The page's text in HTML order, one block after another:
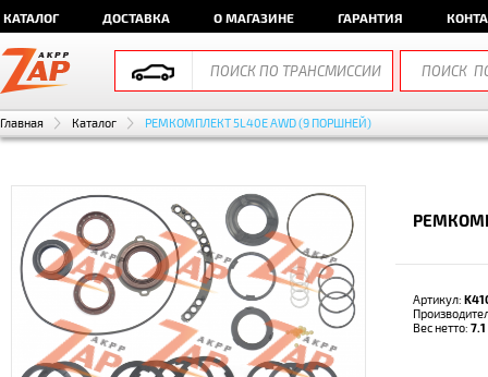
КАТАЛОГ ДОСТАВКА О МАГАЗИНЕ ГАРАНТИЯ
Главная Каталог РЕМКОМПЛЕКТ 5L40E AWD (9 ПОРШНЕЙ)
Артикул:
Вес нетто: 7.1